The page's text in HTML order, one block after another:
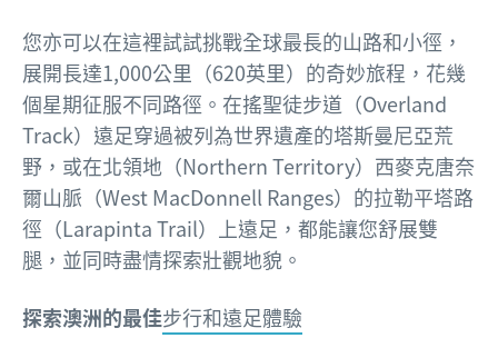
您亦可以在這裡試試挑戰全球最長的山路和小徑，
展開長達1,000公里（620英里）的奇妙旅程，花幾
個星期征服不同路徑。在搖聖徒步道（Overland
Track）遠足穿過被列為世界遺產的塔斯曼尼亞荒
野，或在北領地（Northern Territory）西麥克唐奈
爾山脈（West MacDonnell Ranges）的拉勒平塔路
徑（Larapinta Trail）上遠足，都能讓您舒展雙
腿，並同時盡情探索壯觀地貌。
探索澳洲的最佳步行和遠足體驗